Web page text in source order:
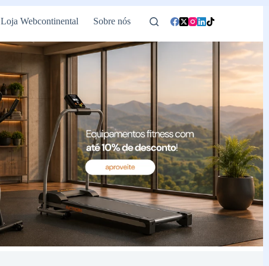
Loja Webcontinental Sobre nós